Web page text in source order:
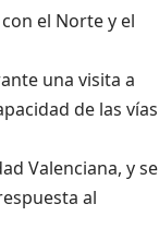
el Norte y el
una visita a
de las vías
Valenciana, y se
al